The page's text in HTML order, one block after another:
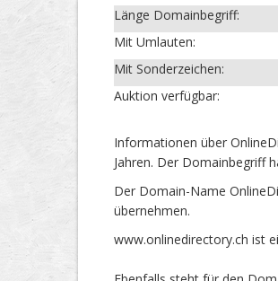
Länge Domainbegriff:
Mit Umlauten:
Mit Sonderzeichen:
Auktion verfügbar:
Informationen über
Jahren. Der Domainbegriff
Der Domain-Name
übernehmen.
www.onlinedirectory.ch ist